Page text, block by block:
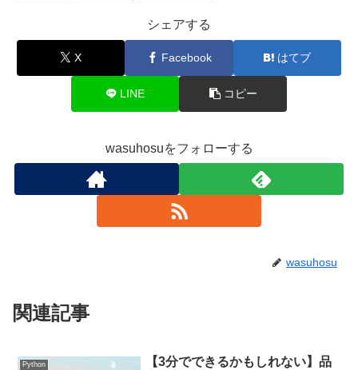
シェアする
X Facebook はてブ
LINE コピー
wasuhosuをフォローする
wasuhosu
関連記事
Python
【3分でできるかもしれない】品